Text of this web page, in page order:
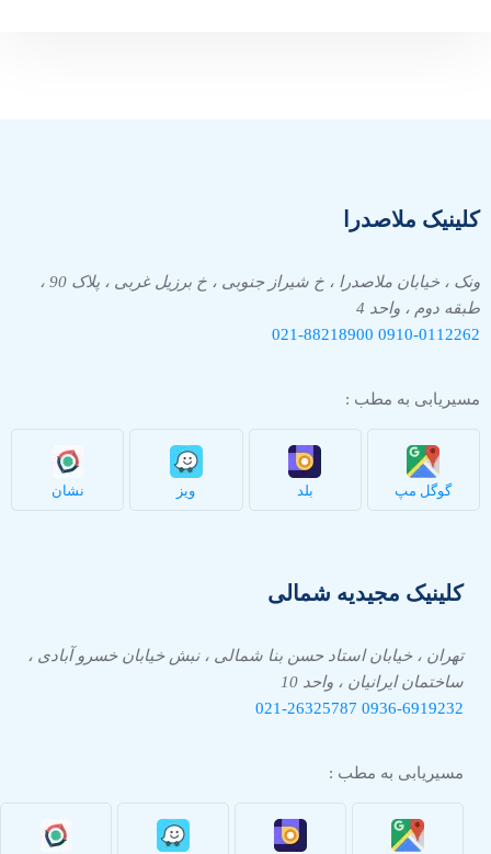
کلینیک ملاصدرا
ونک ، خیابان ملاصدرا ، خ شیراز جنوبی ، خ برزیل غربی ، پلاک 90 ،
طبقه دوم ، واحد 4
0910-0112262
021-88218900
مسیریابی به مطب :
گوگل مپ بلد ویز نشان
کلینیک مجیدیه شمالی
تهران ، خیابان استاد حسن بنا شمالی ، نبش خیابان خسرو آبادی ،
ساختمان ایرانیان ، واحد 10
0936-6919232
021-26325787
مسیریابی به مطب :